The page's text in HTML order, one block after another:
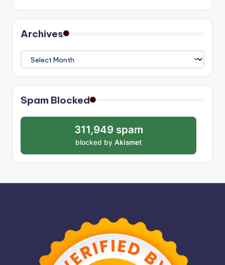
Archives
Archives
Spam Blocked
311,949 spam
blocked by Akismet